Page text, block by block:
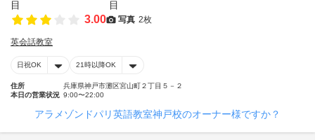
3.00 写真 2枚
英会話教室
日祝OK 21時以降OK
住所
兵庫県神戸市灘区宮山町２丁目５－２
本日の営業状況 9:00〜22:00
アラメゾンドパリ英語教室神戸校のオーナー様ですか？